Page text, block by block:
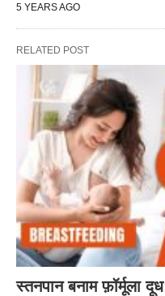
5 YEARS AGO
RELATED POST
स्तनपान बनाम फ़ॉर्मूला